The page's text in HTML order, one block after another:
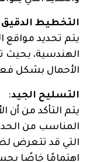
التخطيط
يتم تحديد
الهندسية، بحيث
الأحمال بشكل
التسليح الجيد:
يتم التأكد من أن
المناسب من
التي قد تتعرض
اهتمامًا خاصًا